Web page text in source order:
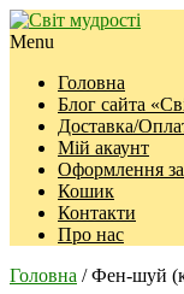
Menu
Головна
Блог сайта
Доставка/
Мій акаунт
Оформлення
Кошик
Контакти
Про нас
Головна / Фен-шуй